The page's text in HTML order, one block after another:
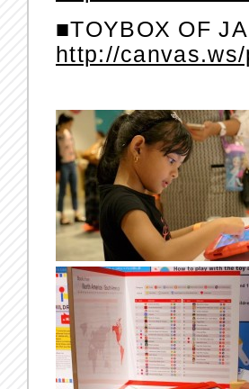
■TOYBOX OF
http://